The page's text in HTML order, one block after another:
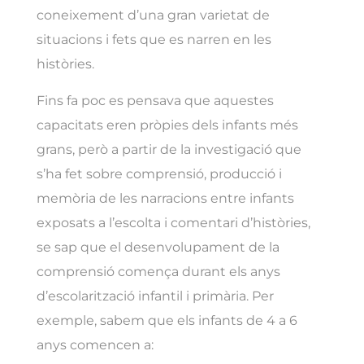
coneixement d’una gran varietat de
situacions i fets que es narren en les
històries.
Fins fa poc es pensava que aquestes
capacitats eren pròpies dels infants més
grans, però a partir de la investigació que
s’ha fet sobre comprensió, producció i
memòria de les narracions entre infants
exposats a l’escolta i comentari d’històries,
se sap que el desenvolupament de la
comprensió comença durant els anys
d’escolarització infantil i primària. Per
exemple, sabem que els infants de 4 a 6
anys comencen a: